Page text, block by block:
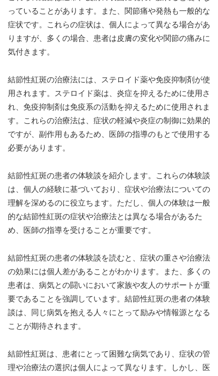
っていることがあります。また、関節痛や発熱も一般的な
症状です。これらの症状は、個人によって異なる場合があ
りますが、多くの場合、患者は皮膚の変化や関節の痛みに
気付きます。
結節性紅斑の治療法には、ステロイド薬や免疫抑制剤が使
用されます。ステロイド薬は、炎症を抑えるために使用さ
れ、免疫抑制剤は免疫系の活動を抑えるために使用されま
す。これらの治療法は、症状の軽減や炎症の制御に効果的
ですが、副作用もあるため、医師の指導のもとで使用する
必要があります。
結節性紅斑の患者の体験談を紹介します。これらの体験談
は、個人の経験に基づいており、症状や治療法についての
理解を深めるのに役立ちます。ただし、個人の体験は一般
的な結節性紅斑の症状や治療法とは異なる場合があるた
め、医師の指導を受けることが重要です。
結節性紅斑の患者の体験談を読むと、症状の重さや治療法
の効果には個人差があることがわかります。また、多くの
患者は、病気との闘いにおいて家族や友人のサポートが重
要であることを強調しています。結節性紅斑の患者の体験
談は、同じ病気を抱える人々にとって励みや情報源となる
ことが期待されます。
結節性紅斑は、患者にとって困難な病気であり、症状の管
理や治療法の選択は個人によって異なります。しかし、医